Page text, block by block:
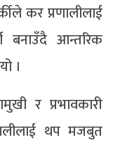
कर प्रणालीलाई
बनाउँदै आन्तरिक
।
र प्रभावकारी
थप मजबुत